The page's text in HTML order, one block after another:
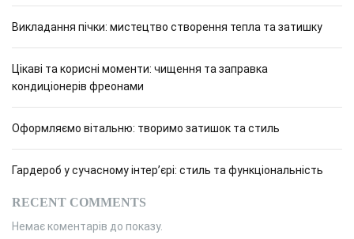
Викладання пічки: мистецтво створення тепла та затишку
Цікаві та корисні моменти: чищення та заправка
кондиціонерів фреонами
Оформляємо вітальню: творимо затишок та стиль
Гардероб у сучасному інтер’єрі: стиль та функціональність
RECENT COMMENTS
Немає коментарів до показу.